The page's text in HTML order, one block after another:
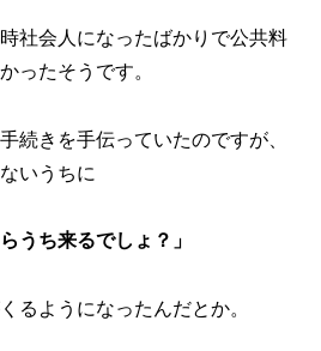
社会人になったばかりで公共料
ったそうです。
続きを手伝っていたのですが、
いうちに
うち来るでしょ？」
るようになったんだとか。